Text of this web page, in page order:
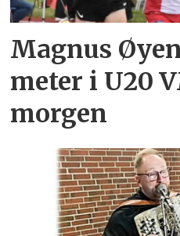
Magnus
meter i U20
morgen